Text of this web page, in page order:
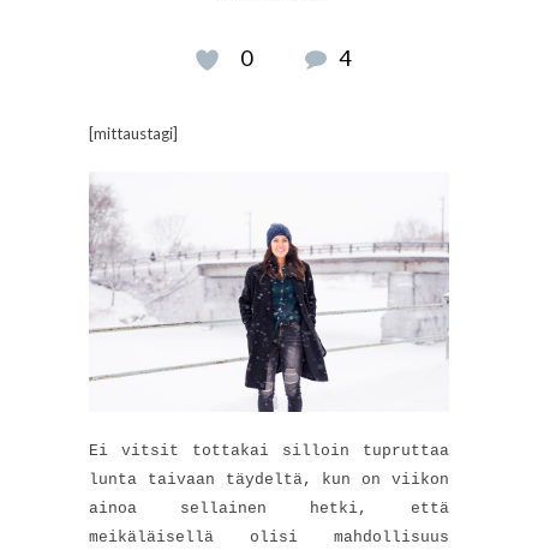
0 4
[mittaustagi]
Ei vitsit tottakai silloin tupruttaa
lunta taivaan täydeltä, kun on viikon
ainoa sellainen hetki, että
meikäläisellä olisi mahdollisuus